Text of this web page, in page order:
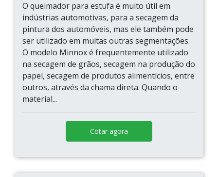
O queimador para estufa é muito útil em
indústrias automotivas, para a secagem da
pintura dos automóveis, mas ele também pode
ser utilizado em muitas outras segmentações.
O modelo Minnox é frequentemente utilizado
na secagem de grãos, secagem na produção do
papel, secagem de produtos alimentícios, entre
outros, através da chama direta. Quando o
material...
Cotar agora